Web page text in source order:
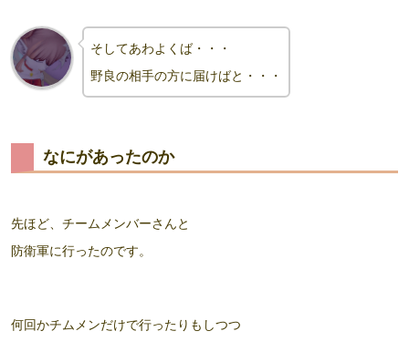
そしてあわよくば・・・
野良の相手の方に届けばと・・・
なにがあったのか
先ほど、チームメンバーさんと
防衛軍に行ったのです。
何回かチムメンだけで行ったりもしつつ